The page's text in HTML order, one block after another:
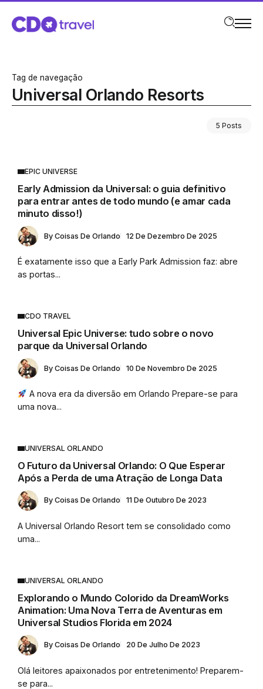
Tag de navegação
Universal Orlando Resorts
5 Posts
EPIC UNIVERSE
Early Admission da Universal: o guia definitivo
para entrar antes de todo mundo (e amar cada
minuto disso!)
By Coisas De Orlando 12 De Dezembro De 2025
É exatamente isso que a Early Park Admission faz: abre
as portas...
CDO TRAVEL
Universal Epic Universe: tudo sobre o novo
parque da Universal Orlando
By Coisas De Orlando 10 De Novembro De 2025
A nova era da diversão em Orlando Prepare-se para
uma nova...
UNIVERSAL ORLANDO
O Futuro da Universal Orlando: O Que Esperar
Após a Perda de uma Atração de Longa Data
By Coisas De Orlando 11 De Outubro De 2023
A Universal Orlando Resort tem se consolidado como
uma...
UNIVERSAL ORLANDO
Explorando o Mundo Colorido da DreamWorks
Animation: Uma Nova Terra de Aventuras em
Universal Studios Florida em 2024
By Coisas De Orlando 20 De Julho De 2023
Olá leitores apaixonados por entretenimento! Preparem-
se para...